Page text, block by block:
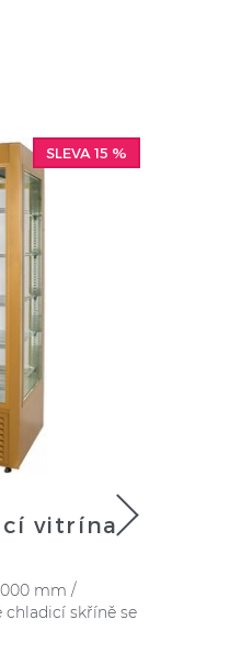
SLEVA 15 %
vitrína
mm /
skříně se